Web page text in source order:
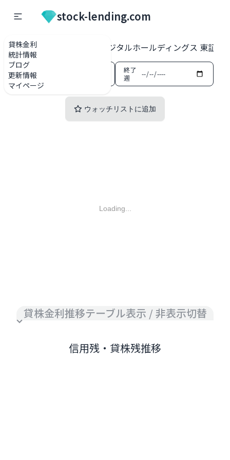
貸株金利
統計情報
ブログ
更新情報
マイページ
stock-lending.com
貸株金利一覧 2389 デジタルホールディングス 東証プ
開始
週
終了
週
ウォッチリストに追加
Loading...
貸株金利推移テーブル表示 / 非表示切替
信用残・貸株残推移